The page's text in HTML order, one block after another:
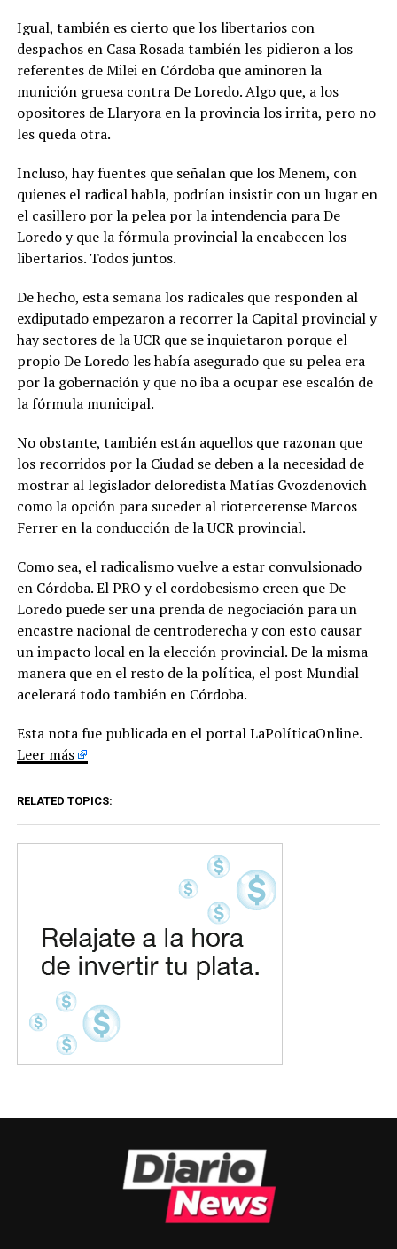
Igual, también es cierto que los libertarios con
despachos en Casa Rosada también les pidieron a los
referentes de Milei en Córdoba que aminoren la
munición gruesa contra De Loredo. Algo que, a los
opositores de Llaryora en la provincia los irrita, pero no
les queda otra.
Incluso, hay fuentes que señalan que los Menem, con
quienes el radical habla, podrían insistir con un lugar en
el casillero por la pelea por la intendencia para De
Loredo y que la fórmula provincial la encabecen los
libertarios. Todos juntos.
De hecho, esta semana los radicales que responden al
exdiputado empezaron a recorrer la Capital provincial y
hay sectores de la UCR que se inquietaron porque el
propio De Loredo les había asegurado que su pelea era
por la gobernación y que no iba a ocupar ese escalón de
la fórmula municipal.
No obstante, también están aquellos que razonan que
los recorridos por la Ciudad se deben a la necesidad de
mostrar al legislador deloredista Matías Gvozdenovich
como la opción para suceder al riotercerense Marcos
Ferrer en la conducción de la UCR provincial.
Como sea, el radicalismo vuelve a estar convulsionado
en Córdoba. El PRO y el cordobesismo creen que De
Loredo puede ser una prenda de negociación para un
encastre nacional de centroderecha y con esto causar
un impacto local en la elección provincial. De la misma
manera que en el resto de la política, el post Mundial
acelerará todo también en Córdoba.
Esta nota fue publicada en el portal LaPolíticaOnline.
Leer más
RELATED TOPICS: